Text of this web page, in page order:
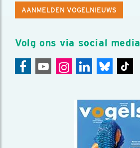
AANMELDEN VOGELNIEUWS
Volg ons via social media